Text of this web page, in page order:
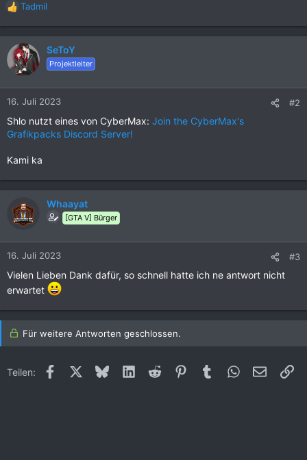
R
e
a
k
t
n
n
:
Tadmil
SeToY
Projektleiter
16. Juli 2023 #2
Shlo nutzt eines von CyberMax: Join the CyberMax's
Grafikpacks Discord Server!
Kami ka
Whaayat
[GTA V] Bürger
16. Juli 2023 #3
Vielen Lieben Dank dafür, so schnell hatte ich ne antwort nicht
erwartet
Für weitere Antworten geschlossen.
Teilen: FacebookX (Twitter)
BlueskyLinkedInReddit PinterestTumblrWhatsApp
E-Mail